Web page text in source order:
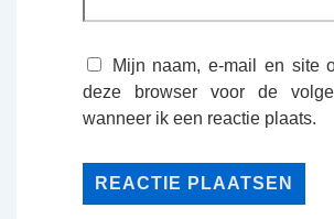
Mijn naam, e-mail en site
deze browser voor de
wanneer ik een reactie plaats.